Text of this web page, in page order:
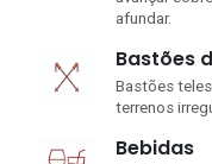
afundar.
Bastões
Bastões
terrenos
Bebidas